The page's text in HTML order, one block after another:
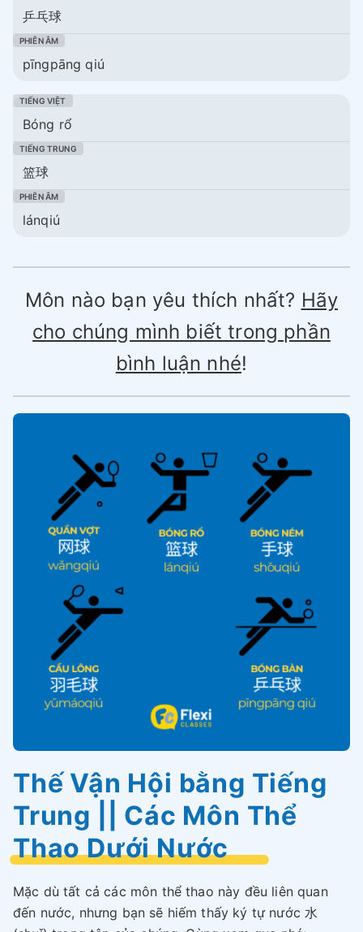
乒乓球
pīngpāng qiú
Bóng rổ
篮球
lánqiú
Môn nào bạn yêu thích nhất? Hãy
cho chúng mình biết trong phần
bình luận nhé!
Thế Vận Hội bằng Tiếng
Trung || Các Môn Thể
Thao Dưới Nước
Mặc dù tất cả các môn thể thao này đều liên quan
đến nước, nhưng bạn sẽ hiếm thấy ký tự nước 水